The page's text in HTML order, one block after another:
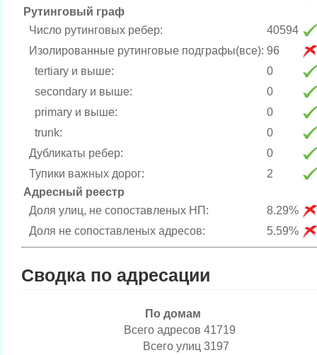
Рутинговый граф
Число рутинговых ребер:
40594
Изолированные рутинговые подграфы(все): 96
tertiary и выше:
0
secondary и выше:
0
primary и выше:
0
trunk:
0
Дубликаты ребер:
0
Тупики важных дорог:
2
Адресный реестр
Доля улиц, не сопоставленых НП:
8.29%
Доля не сопоставленых адресов:
5.59%
Сводка по адресации
По домам
Всего адресов 41719
Всего улиц 3197